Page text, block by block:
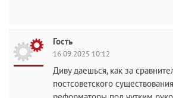
Гость
16.09.2025 10:12
Диву даешься, как за
постсоветского